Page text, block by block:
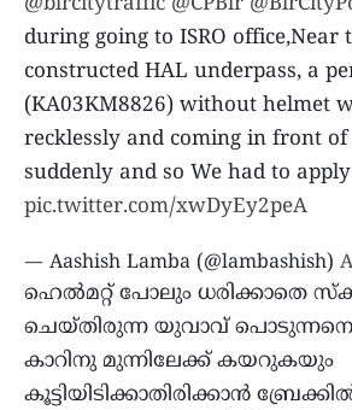
during going to ISRO office,Near
constructed HAL underpass, a
(KA03KM8826) without helmet
recklessly and coming in front
suddenly and so We had to
pic.twitter.com/xwDyEy2peA
— Aashish Lamba (@lambashish)
ഹെൽമറ്റ് പോലും ധരിക്കാതെ
ചെയ്തിരുന്ന യുവാവ് പൊടുന്നനെ
കാറിനു മുന്നിലേക്ക് കയറുകയും
കൂട്ടിയിടിക്കാതിരിക്കാൻ